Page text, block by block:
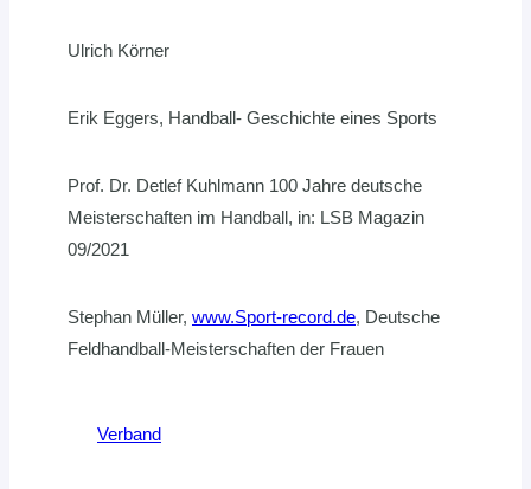
Ulrich Körner
Erik Eggers, Handball- Geschichte eines Sports
Prof. Dr. Detlef Kuhlmann 100 Jahre deutsche
Meisterschaften im Handball, in: LSB Magazin
09/2021
Stephan Müller, www.Sport-record.de, Deutsche
Feldhandball-Meisterschaften der Frauen
Verband